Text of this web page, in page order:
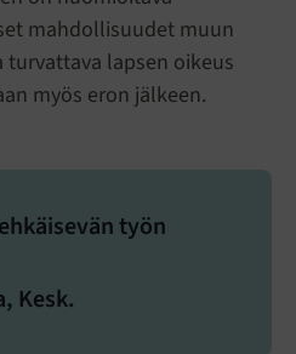
mahdollisuudet muun
turvattava lapsen oikeus
myös eron jälkeen.
työn
Kesk.